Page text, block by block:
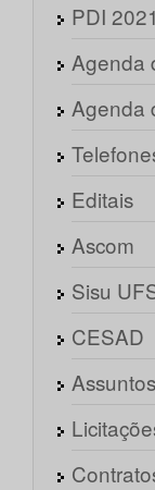
PDI
Agenda
Agenda
Editais
Ascom
Sisu
CESAD